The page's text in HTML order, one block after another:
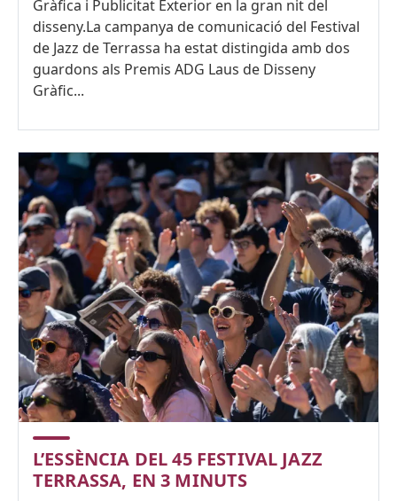
Gràfica i Publicitat Exterior en la gran nit del
disseny.La campanya de comunicació del Festival
de Jazz de Terrassa ha estat distingida amb dos
guardons als Premis ADG Laus de Disseny
Gràfic...
L’ESSÈNCIA DEL 45 FESTIVAL JAZZ
TERRASSA, EN 3 MINUTS